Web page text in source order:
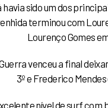
havia sido um dos
terminou com
Lourenço Gomes
venceu a final
3º e Frederico Mendes
nível de surf com